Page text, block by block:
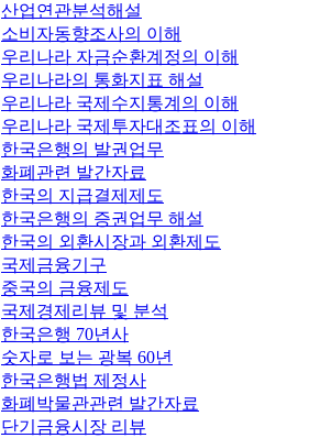
산업연관분석해설
소비자동향조사의 이해
우리나라 자금순환계정의 이해
우리나라의 통화지표 해설
우리나라 국제수지통계의 이해
우리나라 국제투자대조표의 이해
한국은행의 발권업무
화폐관련 발간자료
한국의 지급결제제도
한국은행의 증권업무 해설
한국의 외환시장과 외환제도
국제금융기구
중국의 금융제도
국제경제리뷰 및 분석
한국은행 70년사
숫자로 보는 광복 60년
한국은행법 제정사
화폐박물관관련 발간자료
단기금융시장 리뷰